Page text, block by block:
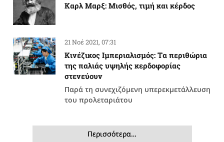
Καρλ Μαρξ: Μισθός, τιμή και κέρδος
21 Νοέ 2021, 07:31
Κινέζικος Ιμπεριαλισμός: Tα περιθώρια
της παλιάς υψηλής κερδοφορίας
στενεύουν
Παρά τη συνεχιζόμενη υπερεκμετάλλευση
του προλεταριάτου
Περισσότερα…